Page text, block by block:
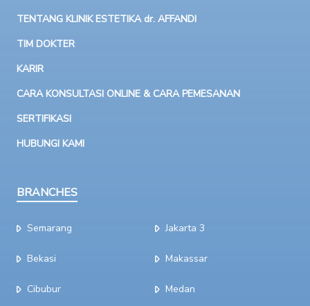
TENTANG KLINIK ESTETIKA dr. AFFANDI
TIM DOKTER
KARIR
CARA KONSULTASI ONLINE & CARA PEMESANAN
SERTIFIKASI
HUBUNGI KAMI
BRANCHES
Semarang
Bekasi
Cibubur
Jakarta 3
Makassar
Medan